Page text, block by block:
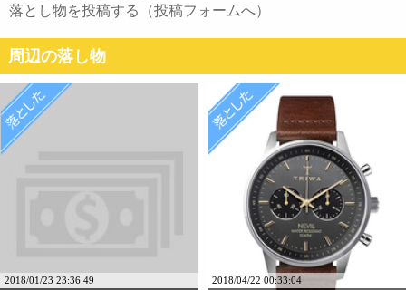
落とし物を投稿する（投稿フォームへ）
周辺の落し物
2018/01/23 23:36:49 2018/04/22 00:33:04